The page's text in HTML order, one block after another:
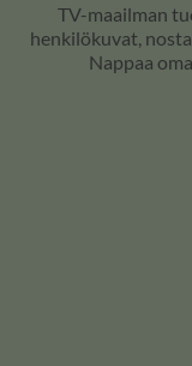
TV-maailman
henkilökuvat,
Nappaa